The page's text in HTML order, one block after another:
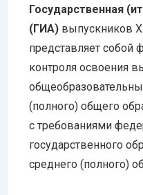
Государственная
(ГИА) выпускников
представляет собой
контроля освоения
(полного) общего
с требованиями
государственного
среднего (полного)